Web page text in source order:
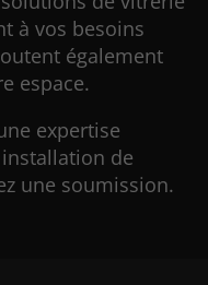
à vos besoins
également
espace.
expertise
de
une soumission.